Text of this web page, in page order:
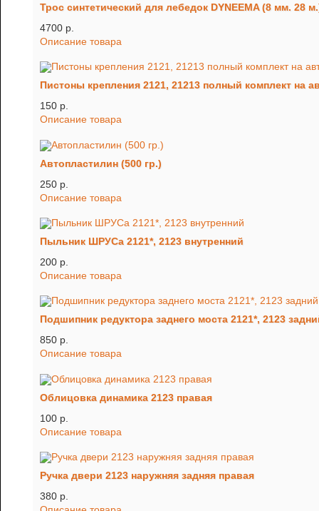
Трос синтетический для лебедок DYNEEMA (8 мм. 28
4700 p.
Описание товара
Пистоны крепления 2121, 21213 полный комплект на
150 p.
Описание товара
Автопластилин (500 гр.)
250 p.
Описание товара
Пыльник ШРУСа 2121*, 2123 внутренний
200 p.
Описание товара
Подшипник редуктора заднего моста 2121*, 2123
850 p.
Описание товара
Облицовка динамика 2123 правая
100 p.
Описание товара
Ручка двери 2123 наружняя задняя правая
380 p.